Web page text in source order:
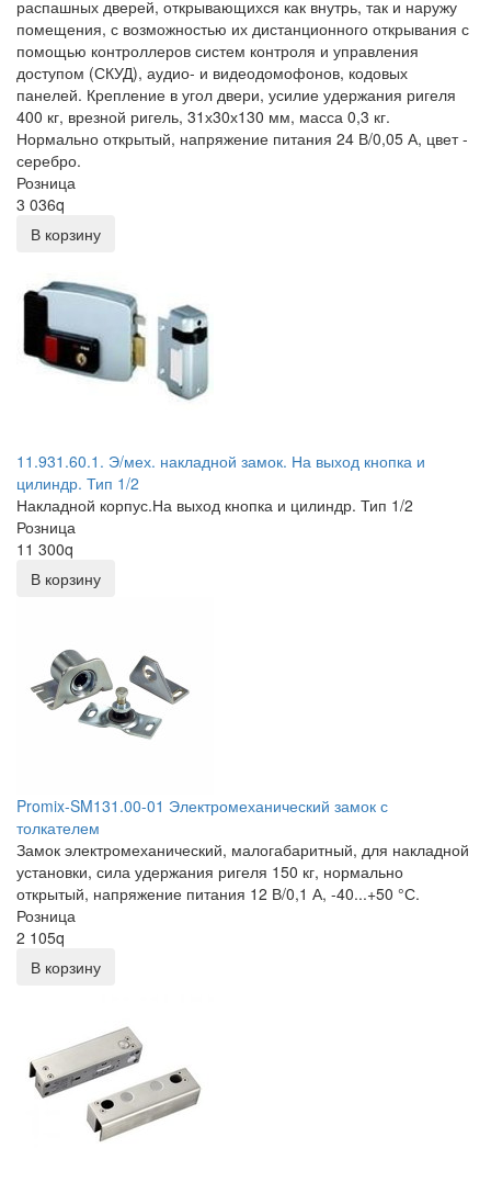
распашных дверей, открывающихся как внутрь, так и наружу
помещения, с возможностью их дистанционного открывания с
помощью контроллеров систем контроля и управления
доступом (СКУД), аудио- и видеодомофонов, кодовых
панелей. Крепление в угол двери, усилие удержания ригеля
400 кг, врезной ригель, 31х30х130 мм, масса 0,3 кг.
Нормально открытый, напряжение питания 24 В/0,05 А, цвет -
серебро.
Розница
3 036q
В корзину
11.931.60.1. Э/мех. накладной замок. На выход кнопка и
цилиндр. Тип 1/2
Накладной корпус.На выход кнопка и цилиндр. Тип 1/2
Розница
11 300q
В корзину
Promix-SM131.00-01 Электромеханический замок с
толкателем
Замок электромеханический, малогабаритный, для накладной
установки, сила удержания ригеля 150 кг, нормально
открытый, напряжение питания 12 В/0,1 А, -40...+50 °С.
Розница
2 105q
В корзину